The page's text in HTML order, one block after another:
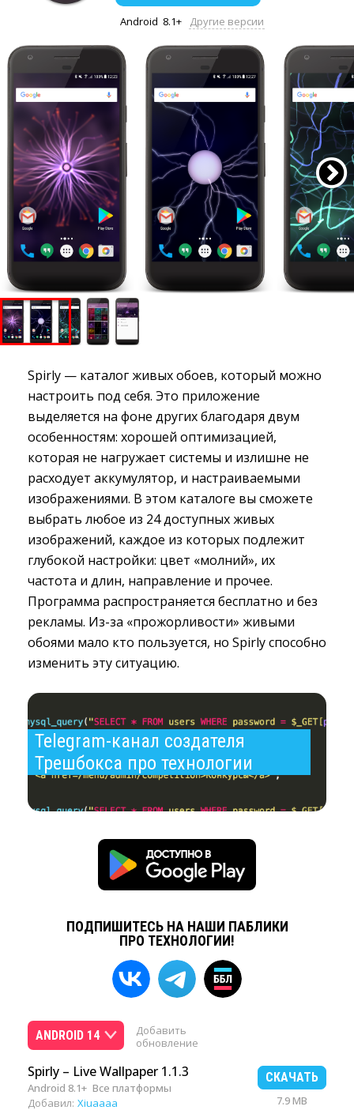
Android 8.1+ Другие версии
Spirly — каталог живых обоев, который можно
настроить под себя. Это приложение
выделяется на фоне других благодаря двум
особенностям: хорошей оптимизацией,
которая не нагружает системы и излишне не
расходует аккумулятор, и настраиваемыми
изображениями. В этом каталоге вы сможете
выбрать любое из 24 доступных живых
изображений, каждое из которых подлежит
глубокой настройки: цвет «молний», их
частота и длин, направление и прочее.
Программа распространяется бесплатно и без
рекламы. Из-за «прожорливости» живыми
обоями мало кто пользуется, но Spirly способно
изменить эту ситуацию.
Telegram-канал создателя
Трешбокса про технологии
ПОДПИШИТЕСЬ НА НАШИ ПАБЛИКИ
ПРО ТЕХНОЛОГИИ!
ANDROID 14
Добавить
обновление
Spirly – Live Wallpaper 1.1.3
Android 8.1+ Все платформы
Добавил: Xiuaaaa
СКАЧАТЬ
7.9 MB